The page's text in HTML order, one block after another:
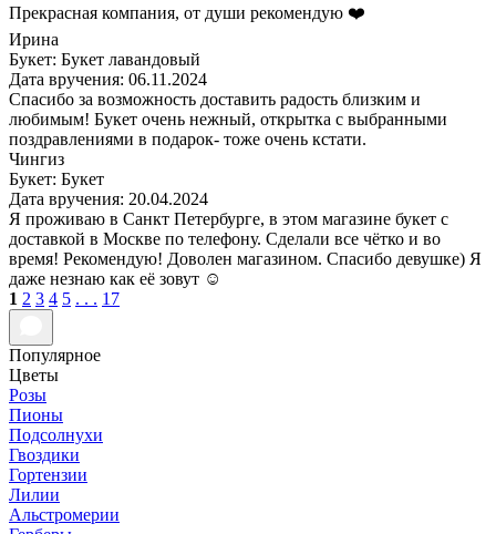
Прекрасная компания, от души рекомендую ❤️
Ирина
Букет: Букет лавандовый
Дата вручения: 06.11.2024
Спасибо за возможность доставить радость близким и
любимым! Букет очень нежный, открытка с выбранными
поздравлениями в подарок- тоже очень кстати.
Чингиз
Букет: Букет
Дата вручения: 20.04.2024
Я проживаю в Санкт Петербурге, в этом магазине букет с
доставкой в Москве по телефону. Сделали все чётко и во
время! Рекомендую! Доволен магазином. Спасибо девушке) Я
даже незнаю как её зовут ☺️
1 2 3 4 5 . . . 17
Популярное
Цветы
Розы
Пионы
Подсолнухи
Гвоздики
Гортензии
Лилии
Альстромерии